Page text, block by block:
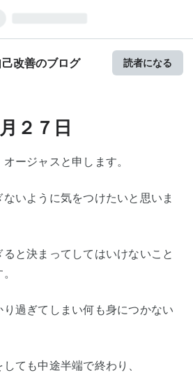
改善のブログ 読者になる
２７日
ージャスと申します。
いように気をつけたいと思いま
と決まってしてはいけないこと
過ぎてしまい何も身につかない
ても中途半端で終わり、